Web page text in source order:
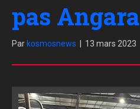
pas Angara
Par kosmosnews 13 mars 2023